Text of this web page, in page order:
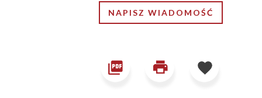
NAPISZ WIADOMOŚĆ